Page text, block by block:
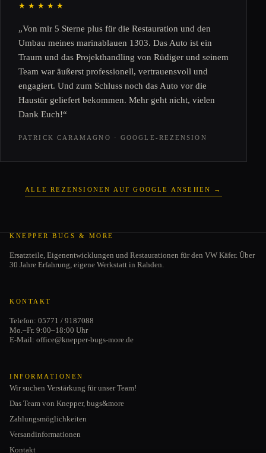
★★★★★
„Von mir 5 Sterne plus für die Restauration und den
Umbau meines marinablauen 1303. Das Auto ist ein
Traum und das Projekthandling von Rüdiger und seinem
Team war äußerst professionell, vertrauensvoll und
engagiert. Und zum Schluss noch das Auto vor die
Haustür geliefert bekommen. Mehr geht nicht, vielen
Dank Euch!“
PATRICK CARAMAGNO · GOOGLE-REZENSION
ALLE REZENSIONEN AUF GOOGLE ANSEHEN →
KNEPPER BUGS & MORE
Ersatzteile, Eigenentwicklungen und Restaurationen für den VW Käfer. Über
30 Jahre Erfahrung, eigene Werkstatt in Rahden.
KONTAKT
Telefon: 05771 / 9187088
Mo.–Fr. 9:00–18:00 Uhr
E-Mail: office@knepper-bugs-more.de
INFORMATIONEN
Wir suchen Verstärkung für unser Team!
Das Team von Knepper, bugs&more
Zahlungsmöglichkeiten
Versandinformationen
Kontakt